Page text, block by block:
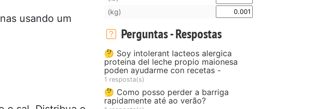
usando um
(kg)
Perguntas - Respostas
🤔 Soy intolerant lacteos alergica
proteina del leche propio maionesa
poden ayudarme con recetas -
1 resposta(s)
🤔 Como posso perder a barriga
rapidamente até ao verão?